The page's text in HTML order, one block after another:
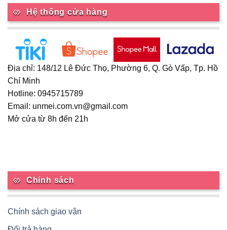
Hệ thống cửa hàng
Địa chỉ: 148/12 Lê Đức Thọ, Phường 6, Q. Gò Vấp, Tp. Hồ
Chí Minh
Hotline: 0945715789
Email: unmei.com.vn@gmail.com
Mở cửa từ 8h đến 21h
Chính sách
Chính sách giao vận